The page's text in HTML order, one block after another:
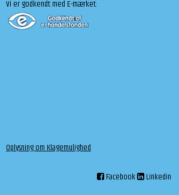
Vi er godkendt med E-mærket:
Oplysning om Klagemulighed
Facebook Linkedin